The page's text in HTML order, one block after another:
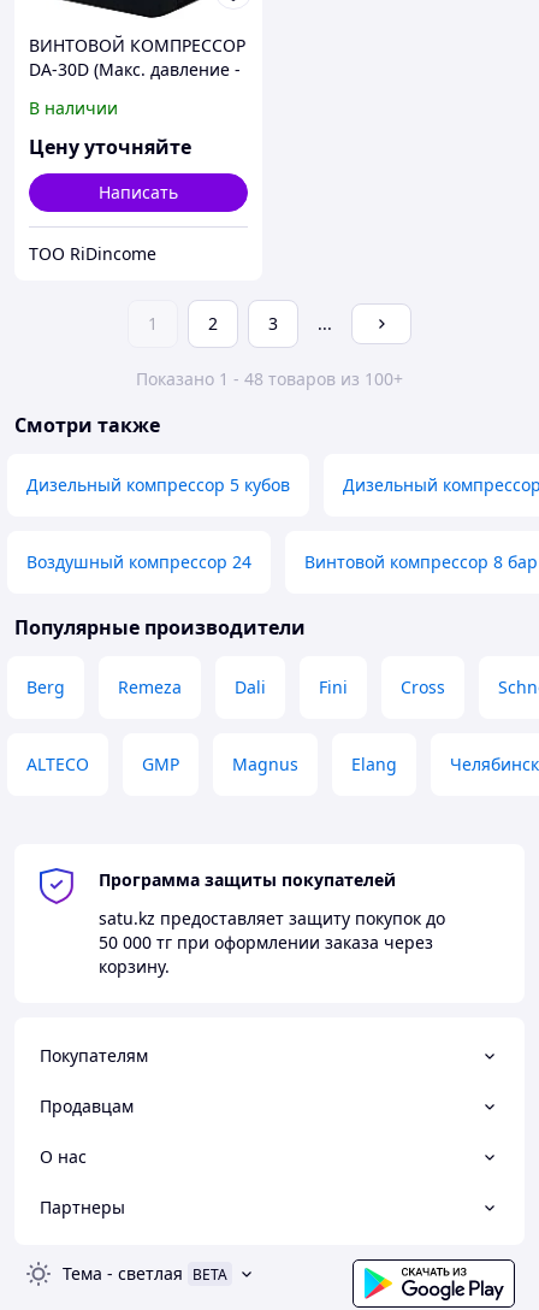
ВИНТОВОЙ КОМПРЕССОР
DA-30D (Макс. давление -
В наличии
Цену уточняйте
Написать
ТОО RiDincome
1 2 3 ...
Показано 1 - 48 товаров из 100+
Смотри также
Дизельный компрессор 5 кубов Дизельный
Воздушный компрессор 24 Винтовой компрессор 8 бар
Популярные производители
Berg Remeza Dali Fini Cross
ALTECO GMP Magnus Elang
Программа защиты покупателей
satu.kz предоставляет защиту покупок до
50 000 тг при оформлении заказа через
корзину.
Покупателям
Продавцам
О нас
Партнеры
Тема - светлая BETA